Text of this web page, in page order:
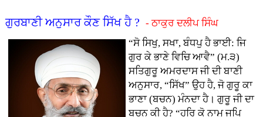
ਗੁਰਬਾਣੀ ਅਨੁਸਾਰ ਕੌਣ ਸਿੱਖ ਹੈ ? - ਠਾਕੁਰ ਦਲੀਪ ਸਿੰਘ
“ਸੋ ਸਿਖੁ, ਸਖਾ, ਬੰਧਪੁ ਹੈ ਭਾਈ: ਜਿ
ਗੁਰ ਕੇ ਭਾਣੇ ਵਿਚਿ ਆਵੈ” (ਮ.੩)
ਸਤਿਗੁਰੂ ਅਮਰਦਾਸ ਜੀ ਦੀ ਬਾਣੀ
ਅਨੁਸਾਰ, “ਸਿੱਖ” ਉਹ ਹੈ, ਜੋ ਗੁਰੂ ਕਾ
ਭਾਣਾ (ਬਚਨ) ਮੰਨਦਾ ਹੈ। ਗੁਰੂ ਜੀ ਦਾ
ਬਚਨ ਕੀ ਹੈ? “ਹਰਿ ਕੋ ਨਾਮੁ ਜਪਿ